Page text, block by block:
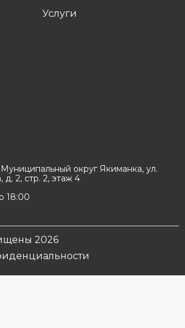
Услуги
Муниципальный округ Якиманка, ул.
2, стр. 2, этаж 4
18:00
2026